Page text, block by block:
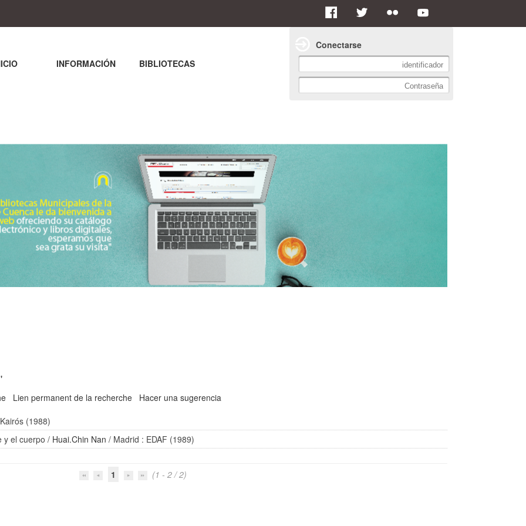
Lien permanent de la recherche
Hacer una sugerencia
(1988)
y el cuerpo / Huai.Chin Nan / Madrid : EDAF (1989)
1 (1 - 2 / 2)
INFORMACIÓN BIBLIOTECAS
Conectarse